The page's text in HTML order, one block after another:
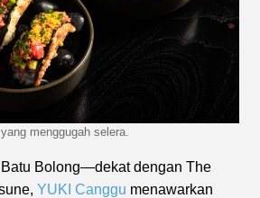
menggugah selera.
Bolong—dekat dengan The
YUKI Canggu menawarkan